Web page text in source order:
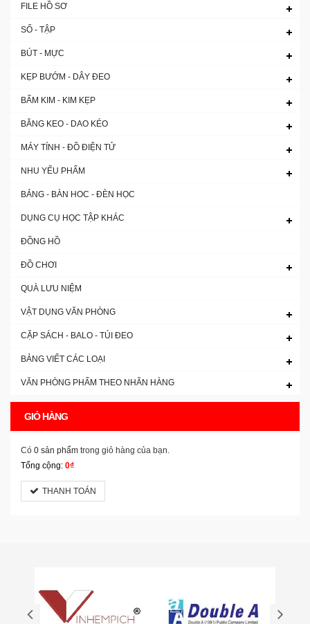
FILE HỒ SƠ
SỔ - TẬP
BÚT - MỰC
KẸP BƯỚM - DÂY ĐEO
BẤM KIM - KIM KẸP
BĂNG KEO - DAO KÉO
MÁY TÍNH - ĐỒ ĐIỆN TỬ
NHU YẾU PHẨM
BẢNG - BÀN HOC - ĐÈN HỌC
DỤNG CỤ HỌC TẬP KHÁC
ĐỒNG HỒ
ĐỒ CHƠI
QUÀ LƯU NIỆM
VẬT DỤNG VĂN PHÒNG
CẶP SÁCH - BALO - TÚI ĐEO
BẢNG VIẾT CÁC LOẠI
VĂN PHÒNG PHẨM THEO NHÃN HÀNG
GIỎ HÀNG
Có 0 sản phẩm trong giỏ hàng của bạn.
Tổng cộng: 0₫
THANH TOÁN